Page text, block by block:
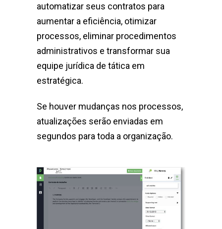
automatizar seus contratos para
aumentar a eficiência, otimizar
processos, eliminar procedimentos
administrativos e transformar sua
equipe jurídica de tática em
estratégica.
Se houver mudanças nos processos,
atualizações serão enviadas em
segundos para toda a organização.